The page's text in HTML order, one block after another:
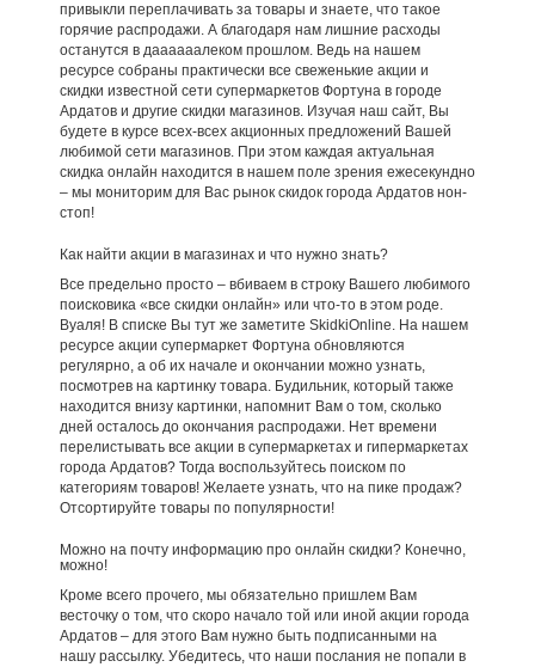
привыкли переплачивать за товары и знаете, что такое
горячие распродажи. А благодаря нам лишние расходы
останутся в даааааалеком прошлом. Ведь на нашем
ресурсе собраны практически все свеженькие акции и
скидки известной сети супермаркетов Фортуна в городе
Ардатов и другие скидки магазинов. Изучая наш сайт, Вы
будете в курсе всех-всех акционных предложений Вашей
любимой сети магазинов. При этом каждая актуальная
скидка онлайн находится в нашем поле зрения ежесекундно
– мы мониторим для Вас рынок скидок города Ардатов нон-
стоп!
Как найти акции в магазинах и что нужно знать?
Все предельно просто – вбиваем в строку Вашего любимого
поисковика «все скидки онлайн» или что-то в этом роде.
Вуаля! В списке Вы тут же заметите SkidkiOnline. На нашем
ресурсе акции супермаркет Фортуна обновляются
регулярно, а об их начале и окончании можно узнать,
посмотрев на картинку товара. Будильник, который также
находится внизу картинки, напомнит Вам о том, сколько
дней осталось до окончания распродажи. Нет времени
перелистывать все акции в супермаркетах и гипермаркетах
города Ардатов? Тогда воспользуйтесь поиском по
категориям товаров! Желаете узнать, что на пике продаж?
Отсортируйте товары по популярности!
Можно на почту информацию про онлайн скидки? Конечно,
можно!
Кроме всего прочего, мы обязательно пришлем Вам
весточку о том, что скоро начало той или иной акции города
Ардатов – для этого Вам нужно быть подписанными на
нашу рассылку. Убедитесь, что наши послания не попали в